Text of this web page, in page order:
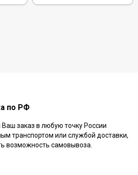
по РФ
заказ в любую точку России
транспортом или службой доставки,
возможность самовывоза.